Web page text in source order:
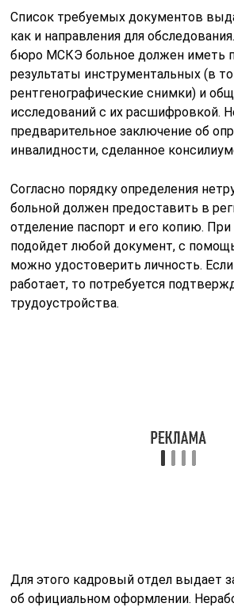
Список требуемых документов
как и направления для
бюро МСКЭ больное должен иметь
результаты инструментальных (в
рентгенографические снимки) и
исследований с их расшифровкой.
предварительное заключение об
инвалидности, сделанное
Согласно порядку определения
больной должен предоставить в
отделение паспорт и его копию. При
подойдет любой документ, с
можно удостоверить личность.
работает, то потребуется
трудоустройства.
Для этого кадровый отдел выдает
об официальном оформлении.